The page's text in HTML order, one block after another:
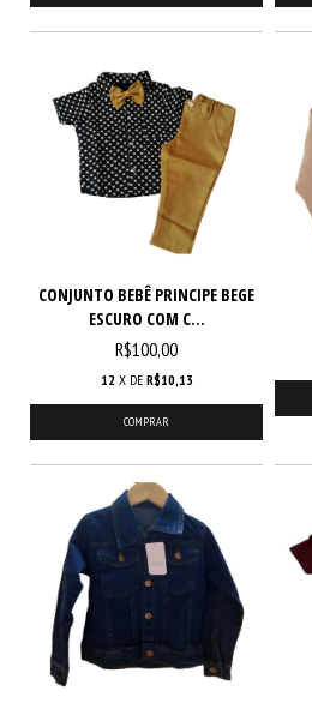
CONJUNTO BEBÊ PRINCIPE BEGE
ESCURO COM C...
R$100,00
12 X DE R$10,13
COMPRAR